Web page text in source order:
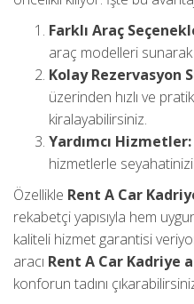
Farklı Araç
araç modelleri
Kolay Rezervasyon
üzerinden hızlı ve
kiralayabilirsiniz.
Yardımcı Hizmetler:
hizmetlerle
Özellikle Rent A Car
rekabetçi yapısıyla hem
kaliteli hizmet garantisi
aracı Rent A Car Kadriye
konforun tadını